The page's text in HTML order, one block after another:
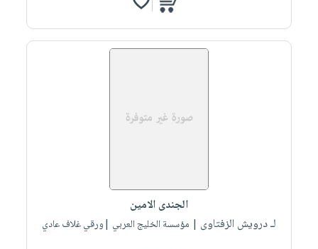
الجندى الامين
لـ درويش الزفتاوى | مؤسسة الخليج العربي |ورقي غلاف عادي